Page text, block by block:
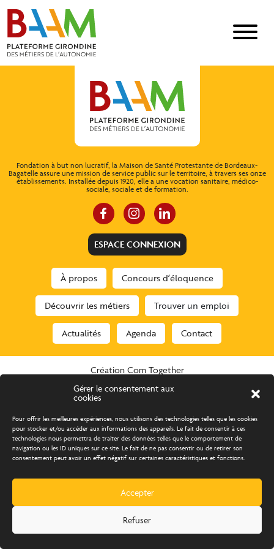
Gérer le consentement aux
cookies
Pour offrir les meilleures expériences, nous utilisons des technologies telles que les cookies
pour stocker et/ou accéder aux informations des appareils. Le fait de consentir à ces
technologies nous permettra de traiter des données telles que le comportement de
navigation ou les ID uniques sur ce site. Le fait de ne pas consentir ou de retirer son
consentement peut avoir un effet négatif sur certaines caractéristiques et fonctions.
Accepter
Refuser
Fondation à but non lucratif, la Maison de Santé Protestante de Bordeaux-
Bagatelle assure une mission de service public sur le territoire, à travers ses onze
établissements. Installée depuis 1920, elle a une vocation sanitaire, médico-
sociale, sociale et de formation.
ESPACE CONNEXION
À propos Concours d’éloquence
Découvrir les métiers Trouver un emploi
Actualités Agenda Contact
Création Com Together
BAAM 2025 Tous droits réservés
Mentions légales
Politique de confidentialité